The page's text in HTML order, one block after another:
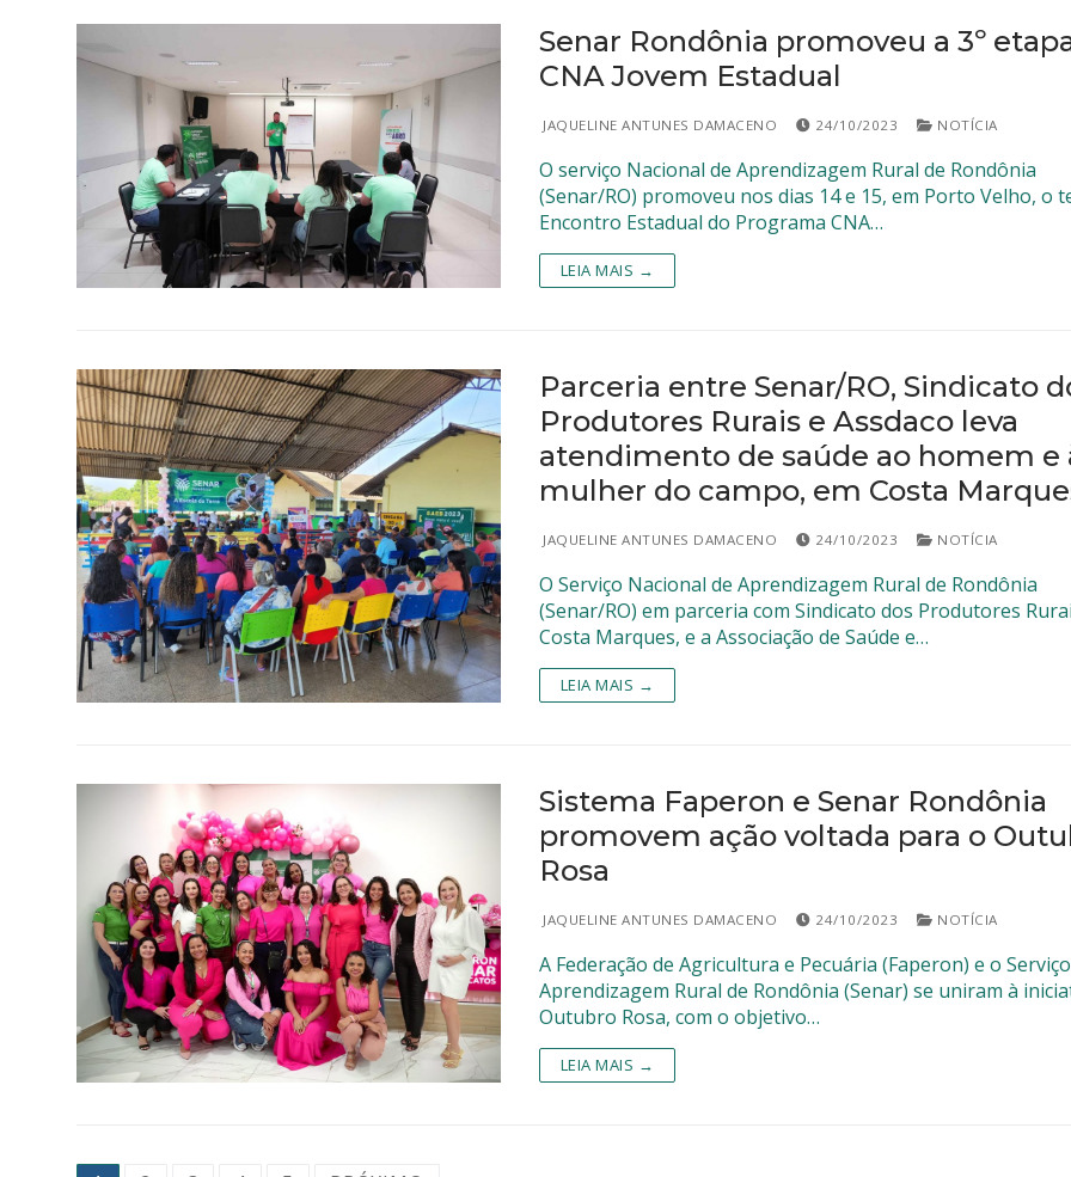
Senar Rondônia promoveu a 3º
CNA Jovem Estadual
JAQUELINE ANTUNES DAMACENO 24/10/2023 NOTÍCIA
O serviço Nacional de Aprendizagem Rural de Rondônia
(Senar/RO) promoveu nos dias 14 e 15, em Porto Velho, o
Encontro Estadual do Programa CNA…
LEIA MAIS →
Parceria entre Senar/RO, Sindicato
Produtores Rurais e Assdaco leva
atendimento de saúde ao homem e
mulher do campo, em Costa
JAQUELINE ANTUNES DAMACENO 24/10/2023 NOTÍCIA
O Serviço Nacional de Aprendizagem Rural de Rondônia
(Senar/RO) em parceria com Sindicato dos Produtores
Costa Marques, e a Associação de Saúde e…
LEIA MAIS →
Sistema Faperon e Senar Rondônia
promovem ação voltada para o
Rosa
JAQUELINE ANTUNES DAMACENO 24/10/2023 NOTÍCIA
A Federação de Agricultura e Pecuária (Faperon) e o
Aprendizagem Rural de Rondônia (Senar) se uniram à
Outubro Rosa, com o objetivo…
LEIA MAIS →